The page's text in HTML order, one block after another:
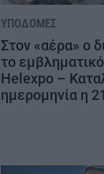
ΥΠΟΔΟΜΈΣ
Στον «αέρα» ο
το
Helexpo –
ημερομηνία η